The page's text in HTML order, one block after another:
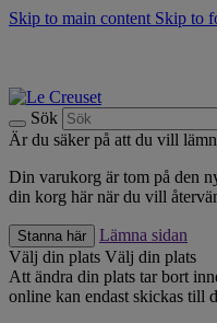
Skip to main content Skip to
Sök
Är du säker på att du vill
Din varukorg är tom på den
din korg här när du vill
Stanna här
Lämna sidan
Välj din plats Välj din plats
Att ändra din plats tar bort
online kan endast skickas till